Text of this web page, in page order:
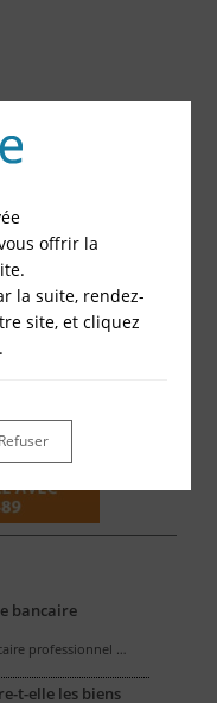
bancaire
professionnel …
t-elle les biens
offrir la
la suite, rendez-
site, et cliquez
Refuser